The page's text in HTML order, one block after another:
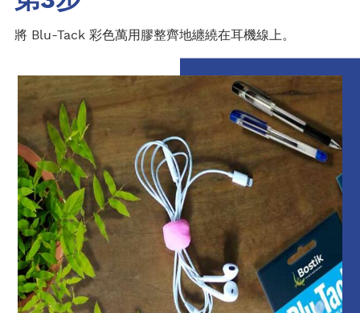
將 Blu-Tack 彩色萬用膠整齊地纏繞在耳機線上。